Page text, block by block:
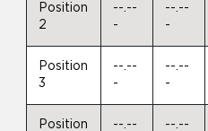
Position
2
--.--
-
--.--
-
Position
3
--.--
-
--.--
-
Position
--.--
--.--